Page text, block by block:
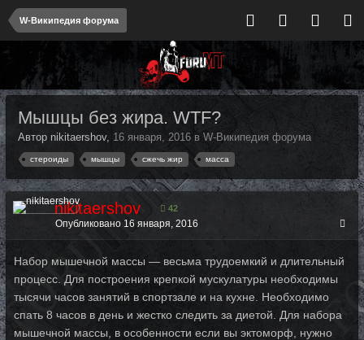
W-Википедия форума
Мышцы без жира. WTF?
Автор nikitaershov, 16 января, 2016 в W-Википедия форума
стероиды мышцы сжечь жир масса
nikitaershov 42
Опубликовано 16 января, 2016
Набор мышечной массы — весьма трудоемкий и длительный
процесс. Для построения крепкой мускулатуры необходимы
тысячи часов занятий в спортзале и на кухне. Необходимо
спать 8 часов в день и жестко следить за диетой. Для набора
мышечной массы, в особенности если вы эктоморф, нужно